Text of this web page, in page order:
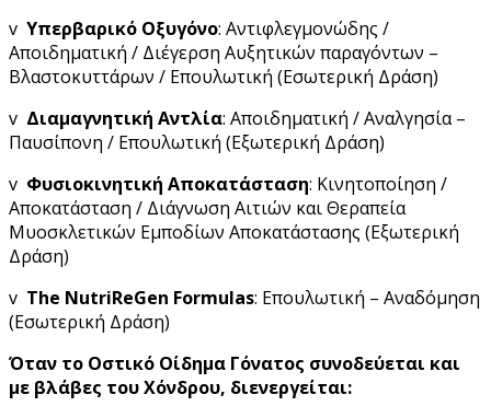
v Υπερβαρικό Οξυγόνο: Αντιφλεγμονώδης /
Αποιδηματική / Διέγερση Αυξητικών παραγόντων –
Βλαστοκυττάρων / Επουλωτική (Εσωτερική Δράση)
v Διαμαγνητική Αντλία: Αποιδηματική / Αναλγησία –
Παυσίπονη / Επουλωτική (Εξωτερική Δράση)
v Φυσιοκινητική Αποκατάσταση: Κινητοποίηση /
Αποκατάσταση / Διάγνωση Αιτιών και Θεραπεία
Μυοσκλετικών Εμποδίων Αποκατάστασης (Εξωτερική
Δράση)
v The NutriReGen Formulas: Επουλωτική – Αναδόμηση
(Εσωτερική Δράση)
Όταν το Οστικό Οίδημα Γόνατος συνοδεύεται και
με βλάβες του Χόνδρου, διενεργείται: